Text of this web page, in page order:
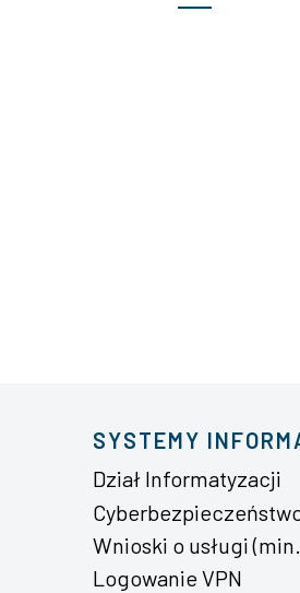
SYSTEMY
Dział Informatyzacji
Wnioski o usługi
Logowanie VPN